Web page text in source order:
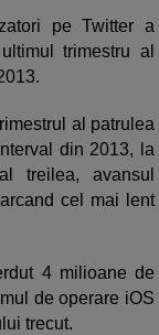
pe Twitter a
trimestru al
al patrulea
din 2013, la
treilea, avansul
cel mai lent
4 milioane de
de operare iOS
trecut.